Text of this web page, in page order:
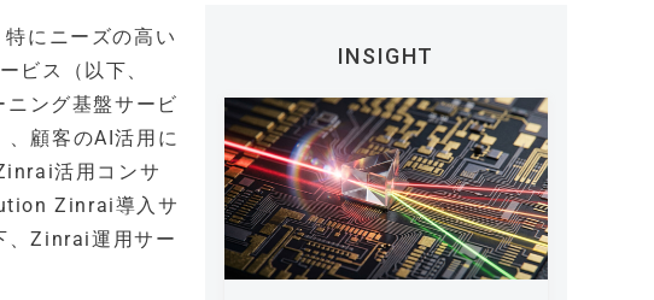
にニーズの高い
ビス（以下、
ング基盤サービ
顧客のAI活用に
活用コンサ
Zinrai導入サ
、Zinrai運用サー
INSIGHT